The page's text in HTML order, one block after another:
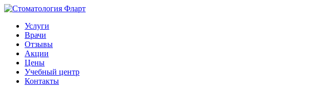
Услуги
Врачи
Отзывы
Акции
Цены
Учебный центр
Контакты